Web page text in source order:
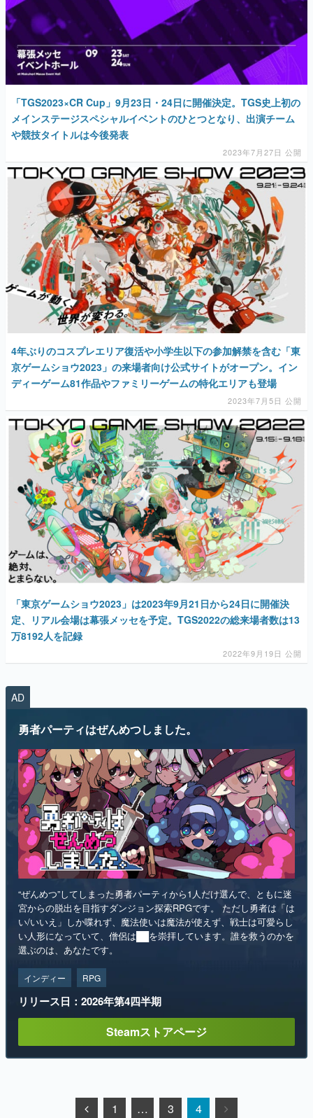
「TGS2023×CR Cup」9月23日・24日に開催決定。TGS史上初の
メインステージスペシャルイベントのひとつとなり、出演チーム
や競技タイトルは今後発表
2023年7月27日 公開
4年ぶりのコスプレエリア復活や小学生以下の参加解禁を含む「東
京ゲームショウ2023」の来場者向け公式サイトがオープン。イン
ディーゲーム81作品やファミリーゲームの特化エリアも登場
2023年7月5日 公開
「東京ゲームショウ2023」は2023年9月21日から24日に開催決
定、リアル会場は幕張メッセを予定。TGS2022の総来場者数は13
万8192人を記録
2022年9月19日 公開
AD
勇者パーティはぜんめつしました。
“ぜんめつ”してしまった勇者パーティから1人だけ選んで、ともに迷
宮からの脱出を目指すダンジョン探索RPGです。 ただし勇者は「は
い/いいえ」しか喋れず、魔法使いは魔法が使えず、戦士は可愛らし
い人形になっていて、僧侶は██を崇拝しています。誰を救うのかを
選ぶのは、あなたです。
インディー RPG
リリース日：2026年第4四半期
Steamストアページ
1 … 3 4